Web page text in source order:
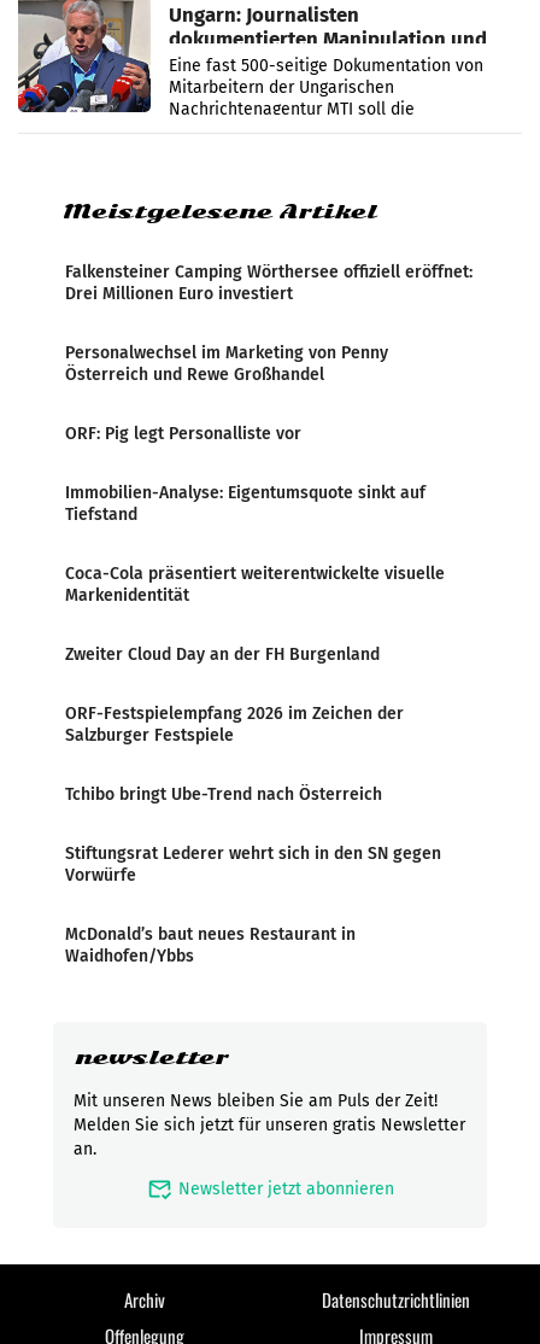
Ungarn: Journalisten
dokumentierten Manipulation und
Zensur
Eine fast 500-seitige Dokumentation von
Mitarbeitern der Ungarischen
Nachrichtenagentur MTI soll die
systematische Nachrichten-Manipulation und
Meistgelesene Artikel
Falkensteiner Camping Wörthersee offiziell eröffnet:
Drei Millionen Euro investiert
Personalwechsel im Marketing von Penny
Österreich und Rewe Großhandel
ORF: Pig legt Personalliste vor
Immobilien-Analyse: Eigentumsquote sinkt auf
Tiefstand
Coca-Cola präsentiert weiterentwickelte visuelle
Markenidentität
Zweiter Cloud Day an der FH Burgenland
ORF-Festspielempfang 2026 im Zeichen der
Salzburger Festspiele
Tchibo bringt Ube-Trend nach Österreich
Stiftungsrat Lederer wehrt sich in den SN gegen
Vorwürfe
McDonald’s baut neues Restaurant in
Waidhofen/Ybbs
newsletter
Mit unseren News bleiben Sie am Puls der Zeit!
Melden Sie sich jetzt für unseren gratis Newsletter
an.
mark_email_read Newsletter jetzt abonnieren
Archiv
Datenschutzrichtlinien
Offenlegung
Impressum